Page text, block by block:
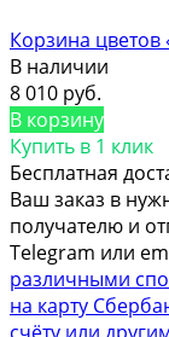
Корзина
В наличии
8 010 руб.
В корзину
Купить в 1 клик
Бесплатная
Ваш заказ в
получателю и
Telegram или
различными
на карту